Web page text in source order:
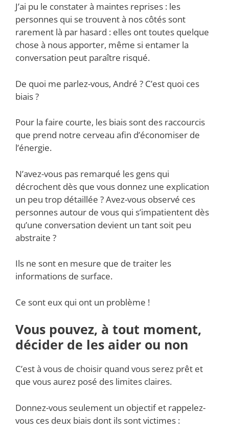
J’ai pu le constater à maintes reprises : les
personnes qui se trouvent à nos côtés sont
rarement là par hasard : elles ont toutes quelque
chose à nous apporter, même si entamer la
conversation peut paraître risqué.
De quoi me parlez-vous, André ? C’est quoi ces
biais ?
Pour la faire courte, les biais sont des raccourcis
que prend notre cerveau afin d’économiser de
l’énergie.
N’avez-vous pas remarqué les gens qui
décrochent dès que vous donnez une explication
un peu trop détaillée ? Avez-vous observé ces
personnes autour de vous qui s’impatientent dès
qu’une conversation devient un tant soit peu
abstraite ?
Ils ne sont en mesure que de traiter les
informations de surface.
Ce sont eux qui ont un problème !
Vous pouvez, à tout moment,
décider de les aider ou non
C’est à vous de choisir quand vous serez prêt et
que vous aurez posé des limites claires.
Donnez-vous seulement un objectif et rappelez-
vous ces deux biais dont ils sont victimes :